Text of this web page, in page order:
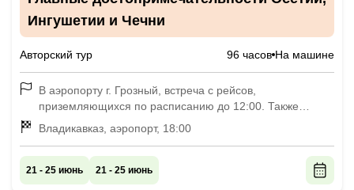
Ингушетии и Чечни
Авторский тур 96 часов На машине
В аэропорту г. Грозный, встреча с рейсов,
приземляющихся по расписанию до 12:00. Также
поможем организовать трансфер из Владикавказа
и Махачкалы до г. Грозный за дополнительную плату
Владикавказ, аэропорт, 18:00
21 - 25 июнь 21 - 25 июнь